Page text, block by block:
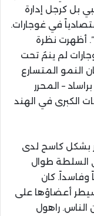
بل كرجل إدارة
في غوجارات.
أظهرت نظرة
لم ينمُ تحت
النمو المتسارع
– المحرر
الكبرى في الهند
بشكل كاسح لدى
السلطة طوال
كان
أعضاؤها على
الناس. راهول